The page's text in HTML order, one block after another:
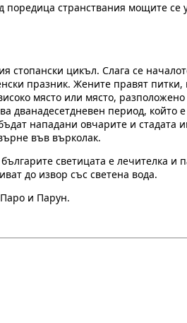
странствания мощите се
стопански цикъл. Слага се
празник. Жените правят
място или място,
дванадесетдневен период, който
нападани овчарите и
във върколак.
светицата е лечителка и
до извор със светена вода.
и Парун.